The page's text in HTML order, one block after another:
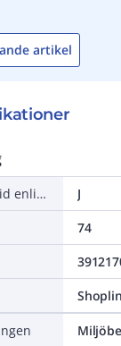
artikel
Förlängd ansvarstid enligt ALEM-09
J
74